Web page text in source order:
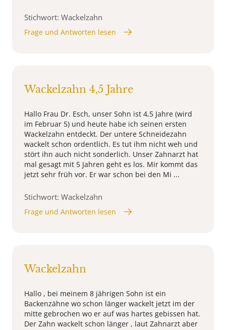
Stichwort: Wackelzahn
Frage und Antworten lesen
Wackelzahn 4,5 Jahre
Hallo Frau Dr. Esch, unser Sohn ist 4,5 Jahre (wird
im Februar 5) und heute habe ich seinen ersten
Wackelzahn entdeckt. Der untere Schneidezahn
wackelt schon ordentlich. Es tut ihm nicht weh und
stört ihn auch nicht sonderlich. Unser Zahnarzt hat
mal gesagt mit 5 Jahren geht es los. Mir kommt das
jetzt sehr früh vor. Er war schon bei den Mi ...
Stichwort: Wackelzahn
Frage und Antworten lesen
Wackelzahn
Hallo , bei meinem 8 jährigen Sohn ist ein
Backenzähne wo schon länger wackelt jetzt im der
mitte gebrochen wo er auf was hartes gebissen hat.
Der Zahn wackelt schon länger , laut Zahnarzt aber